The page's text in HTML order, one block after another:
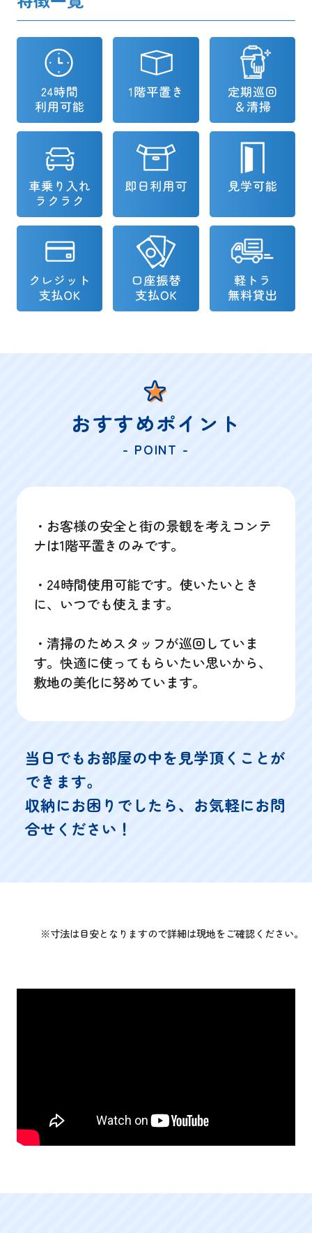
おすすめポイント
- POINT -
・お客様の安全と街の景観を考えコンテ
ナは1階平置きのみです。
・24時間使用可能です。使いたいとき
に、いつでも使えます。
・清掃のためスタッフが巡回していま
す。快適に使ってもらいたい思いから、
敷地の美化に努めています。
当日でもお部屋の中を見学頂くことが
できます。
収納にお困りでしたら、お気軽にお問
合せください！
※寸法は目安となりますので詳細は現地をご確認ください。